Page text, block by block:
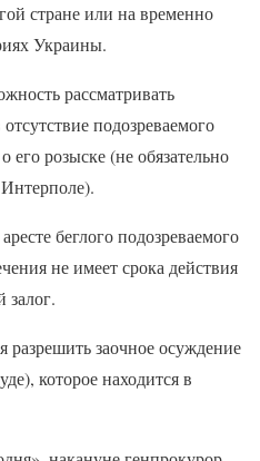
стране или на временно
Украины.
рассматривать
подозреваемого
розыске (не обязательно
беглого подозреваемого
не имеет срока действия
залог.
разрешить заочное осуждение
которое находится в